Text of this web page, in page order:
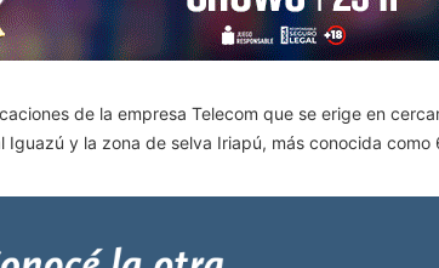
de la empresa Telecom que se erige en
y la zona de selva Iriapú, más conocida como